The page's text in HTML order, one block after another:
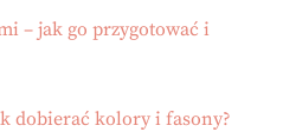
– jak go przygotować i
dobierać kolory i fasony?